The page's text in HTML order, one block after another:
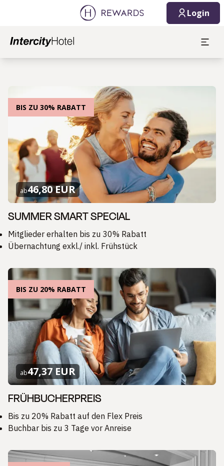
Login
BIS ZU 30% RABATT
ab46,80 EUR
SUMMER SMART SPECIAL
Mitglieder erhalten bis zu 30% Rabatt
Übernachtung exkl./ inkl. Frühstück
BIS ZU 20% RABATT
ab47,37 EUR
FRÜHBUCHERPREIS
Bis zu 20% Rabatt auf den Flex Preis
Buchbar bis zu 3 Tage vor Anreise